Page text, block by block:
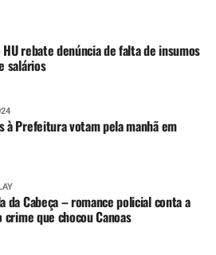
rebate denúncia de falta de insumos
salários
à Prefeitura votam pela manhã em
da Cabeça – romance policial conta a
que chocou Canoas